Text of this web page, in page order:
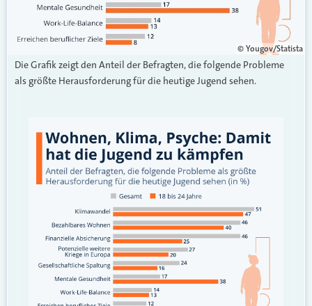
© Yougov/Statista
Die Grafik zeigt den Anteil der Befragten, die folgende Probleme
als größte Herausforderung für die heutige Jugend sehen.